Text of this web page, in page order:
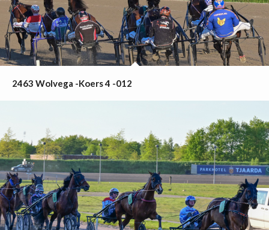
2463 Wolvega -Koers 4 -012